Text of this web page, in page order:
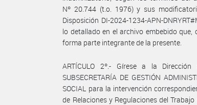
Nº 20.744 (t.o. 1976) y sus
Disposición DI-2024-1234-APN-
lo detallado en el archivo embebido que,
forma parte integrante de la presente.
ARTÍCULO 2º.- Gírese a la
SUBSECRETARÍA DE GESTIÓN
SOCIAL para la intervención
de Relaciones y Regulaciones del